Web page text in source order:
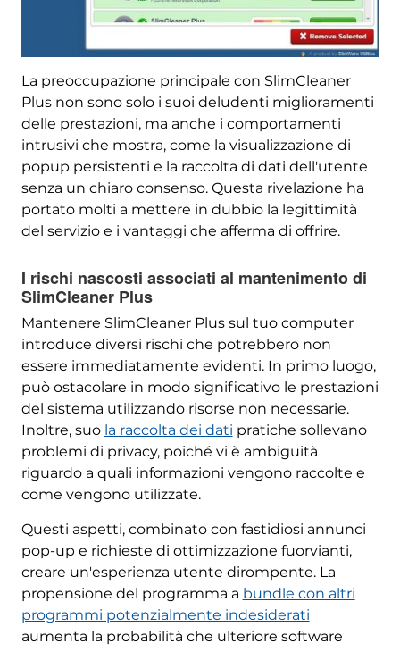
La preoccupazione principale con SlimCleaner
Plus non sono solo i suoi deludenti miglioramenti
delle prestazioni, ma anche i comportamenti
intrusivi che mostra, come la visualizzazione di
popup persistenti e la raccolta di dati dell'utente
senza un chiaro consenso. Questa rivelazione ha
portato molti a mettere in dubbio la legittimità
del servizio e i vantaggi che afferma di offrire.
I rischi nascosti associati al mantenimento di
SlimCleaner Plus
Mantenere SlimCleaner Plus sul tuo computer
introduce diversi rischi che potrebbero non
essere immediatamente evidenti. In primo luogo,
può ostacolare in modo significativo le prestazioni
del sistema utilizzando risorse non necessarie.
Inoltre, suo la raccolta dei dati pratiche sollevano
problemi di privacy, poiché vi è ambiguità
riguardo a quali informazioni vengono raccolte e
come vengono utilizzate.
Questi aspetti, combinato con fastidiosi annunci
pop-up e richieste di ottimizzazione fuorvianti,
creare un'esperienza utente dirompente. La
propensione del programma a bundle con altri
programmi potenzialmente indesiderati
aumenta la probabilità che ulteriore software